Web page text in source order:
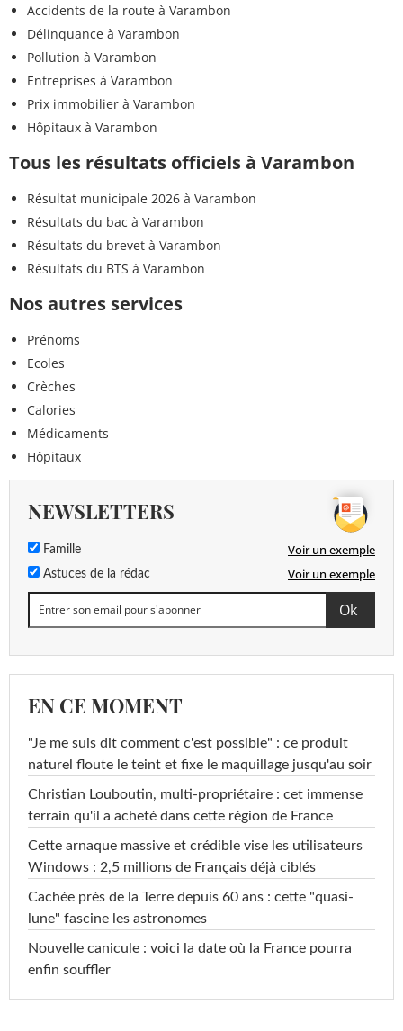
Accidents de la route à Varambon
Délinquance à Varambon
Pollution à Varambon
Entreprises à Varambon
Prix immobilier à Varambon
Hôpitaux à Varambon
Tous les résultats officiels à Varambon
Résultat municipale 2026 à Varambon
Résultats du bac à Varambon
Résultats du brevet à Varambon
Résultats du BTS à Varambon
Nos autres services
Prénoms
Ecoles
Crèches
Calories
Médicaments
Hôpitaux
NEWSLETTERS
Famille Voir un exemple
Astuces de la rédac Voir un exemple
EN CE MOMENT
"Je me suis dit comment c'est possible" : ce produit
naturel floute le teint et fixe le maquillage jusqu'au soir
Christian Louboutin, multi-propriétaire : cet immense
terrain qu'il a acheté dans cette région de France
Cette arnaque massive et crédible vise les utilisateurs
Windows : 2,5 millions de Français déjà ciblés
Cachée près de la Terre depuis 60 ans : cette "quasi-
lune" fascine les astronomes
Nouvelle canicule : voici la date où la France pourra
enfin souffler